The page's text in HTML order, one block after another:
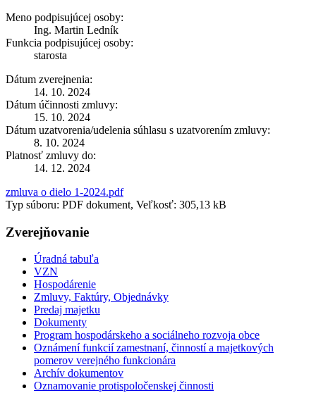
Meno podpisujúcej osoby:
Ing. Martin Ledník
Funkcia podpisujúcej osoby:
starosta
Dátum zverejnenia:
14. 10. 2024
Dátum účinnosti zmluvy:
15. 10. 2024
Dátum uzatvorenia/udelenia súhlasu s uzatvorením zmluvy:
8. 10. 2024
Platnosť zmluvy do:
14. 12. 2024
zmluva o dielo 1-2024.pdf
Typ súboru: PDF dokument, Veľkosť: 305,13 kB
Zverejňovanie
Úradná tabuľa
VZN
Hospodárenie
Zmluvy, Faktúry, Objednávky
Predaj majetku
Dokumenty
Program hospodárskeho a sociálneho rozvoja obce
Oznámení funkcií zamestnaní, činností a majetkových
pomerov verejného funkcionára
Archív dokumentov
Oznamovanie protispoločenskej činnosti